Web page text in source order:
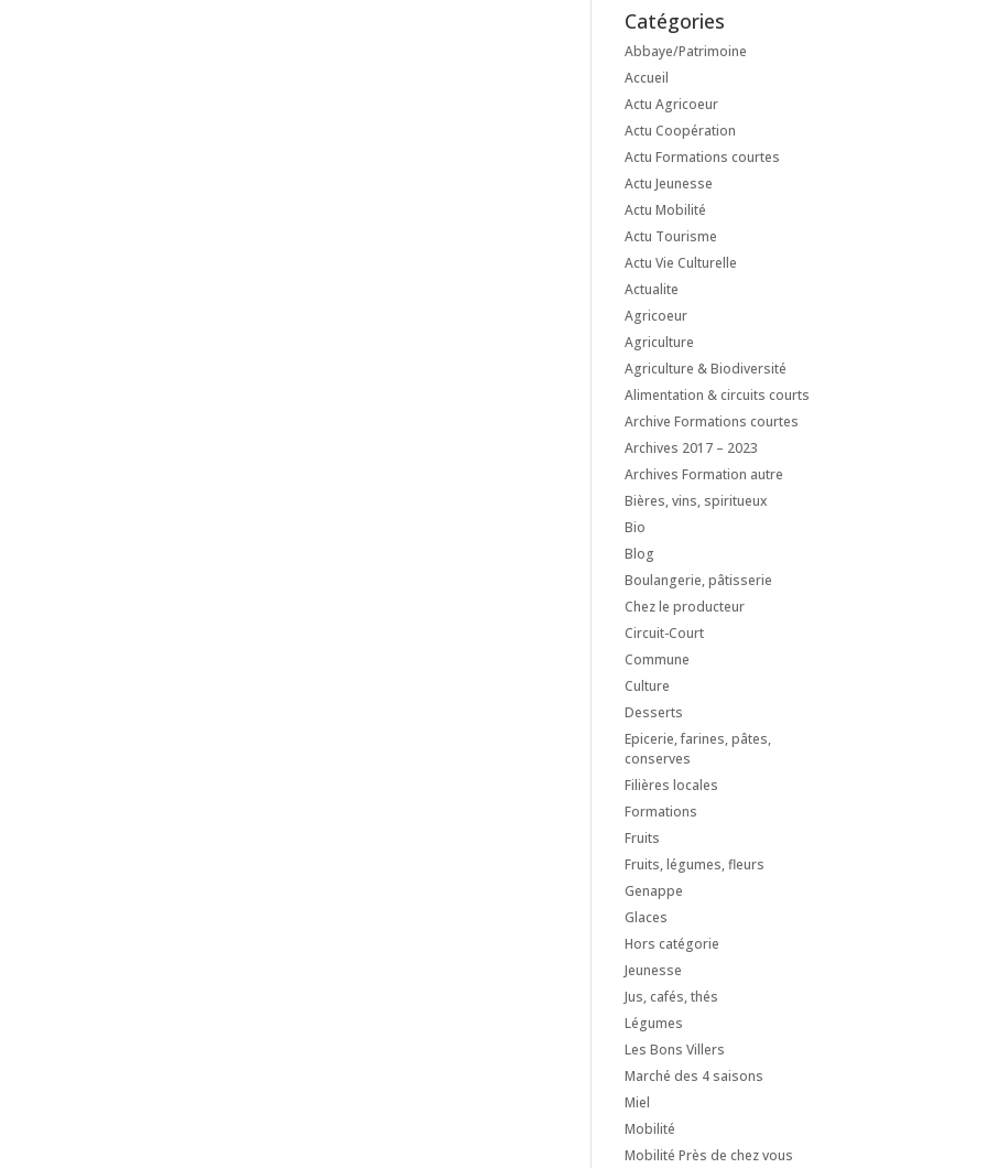
Catégories
Abbaye/Patrimoine
Accueil
Actu Agricoeur
Actu Coopération
Actu Formations courtes
Actu Jeunesse
Actu Mobilité
Actu Tourisme
Actu Vie Culturelle
Actualite
Agricoeur
Agriculture
Agriculture & Biodiversité
Alimentation & circuits courts
Archive Formations courtes
Archives 2017 – 2023
Archives Formation autre
Bières, vins, spiritueux
Bio
Blog
Boulangerie, pâtisserie
Chez le producteur
Circuit-Court
Commune
Culture
Desserts
Epicerie, farines, pâtes,
conserves
Filières locales
Formations
Fruits
Fruits, légumes, fleurs
Genappe
Glaces
Hors catégorie
Jeunesse
Jus, cafés, thés
Légumes
Les Bons Villers
Marché des 4 saisons
Miel
Mobilité
Mobilité Près de chez vous